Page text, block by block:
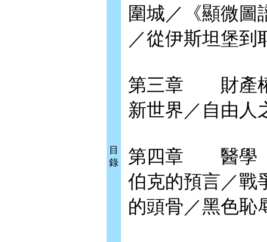
目
錄
圍城／《顯微圖
／從伊斯坦堡到
第三章 財產
新世界／自由人
第四章 醫學
伯克的預言／戰
的頭骨／黑色恥